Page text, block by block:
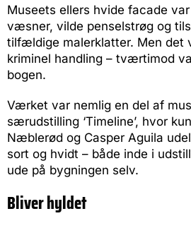
Museets ellers hvide facade
væsner, vilde penselstrøg og
tilfældige malerklatter. Men det
kriminel handling – tværtimod
bogen.
Værket var nemlig en del af
særudstilling ‘Timeline’, hvor
Næblerød og Casper Aguila
sort og hvidt – både inde i
ude på bygningen selv.
Bliver hyldet